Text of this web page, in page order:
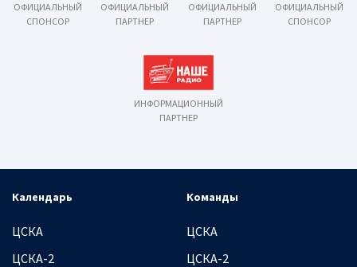
ОФИЦИАЛЬНЫЙ
СПОНСОР
ОФИЦИАЛЬНЫЙ
ПАРТНЕР
ОФИЦИАЛЬНЫЙ
ПАРТНЕР
ОФИЦИАЛЬНЫЙ
СПОНСОР
ИНФОРМАЦИОННЫЙ
ПАРТНЕР
Календарь
ЦСКА
ЦСКА-2
Команды
ЦСКА
ЦСКА-2